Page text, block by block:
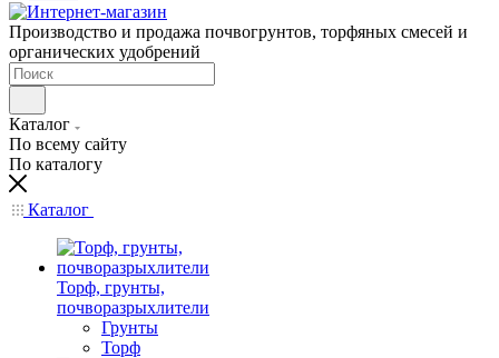
Производство и продажа почвогрунтов, торфяных смесей и
органических удобрений
Каталог
По всему сайту
По каталогу
Каталог
Торф, грунты,
почворазрыхлители
Грунты
Торф